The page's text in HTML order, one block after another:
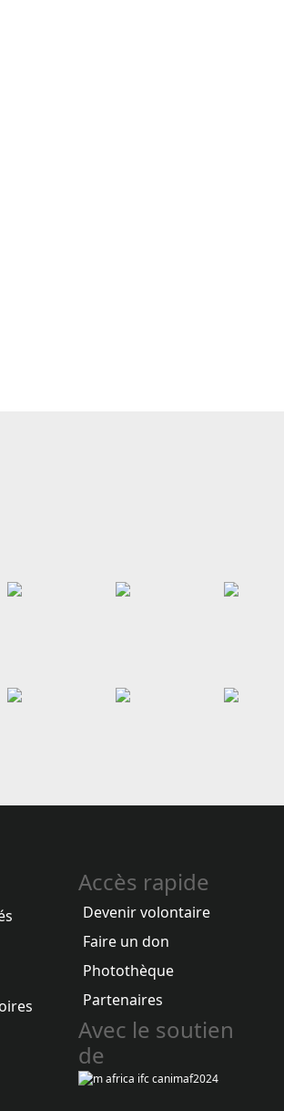
Accès rapide
Devenir volontaire
Faire un don
Photothèque
Partenaires
Avec le soutien
de